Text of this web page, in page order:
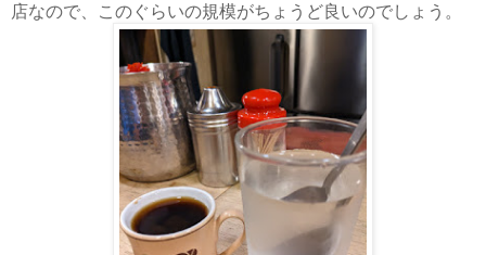
店なので、このぐらいの規模がちょうど良いのでしょう。